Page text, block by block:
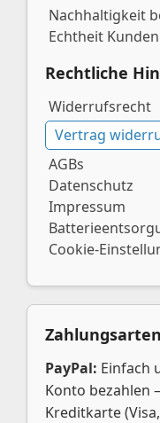
Nachhaltigkeit
Echtheit
Rechtliche
Widerrufsrecht
Vertrag
AGBs
Datenschutz
Impressum
Cookie-
Zahlungsarten
PayPal: Einfach
Konto bezahlen
Kreditkarte